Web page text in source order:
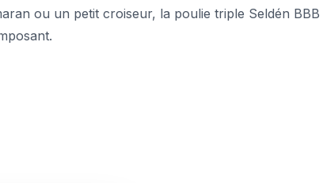
ou un petit croiseur, la poulie triple Seldén BBB